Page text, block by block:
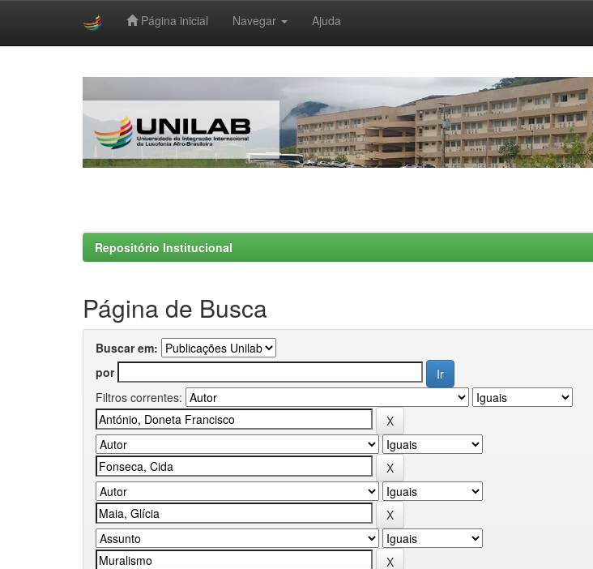
Página inicial Navegar Ajuda
Repositório Institucional
Página de Busca
Buscar em:
por
Filtros correntes: